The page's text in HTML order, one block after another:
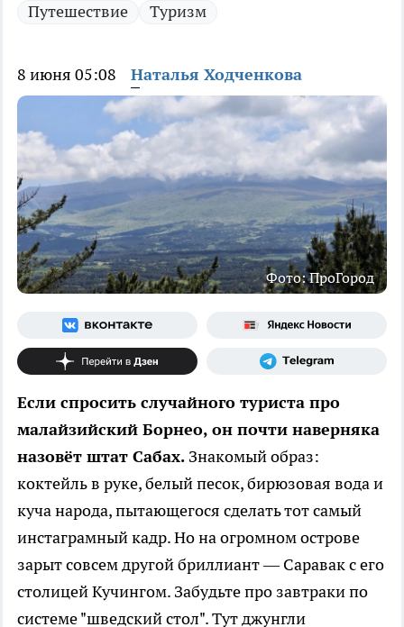
Путешествие
Туризм
8 июня 05:08 Наталья Ходченкова
Фото: ПроГород
Если спросить случайного туриста про
малайзийский Борнео, он почти наверняка
назовёт штат Сабах. Знакомый образ:
коктейль в руке, белый песок, бирюзовая вода и
куча народа, пытающегося сделать тот самый
инстаграмный кадр. Но на огромном острове
зарыт совсем другой бриллиант — Саравак с его
столицей Кучингом. Забудьте про завтраки по
системе "шведский стол". Тут джунгли